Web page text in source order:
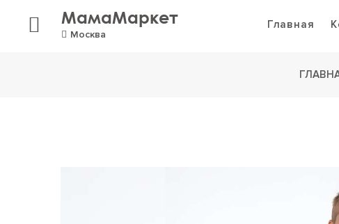
МамаМаркет
Москва
Главная